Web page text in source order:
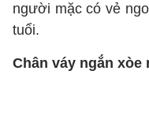
người mặc có vẻ
tuổi.
Chân váy ngắn xòe